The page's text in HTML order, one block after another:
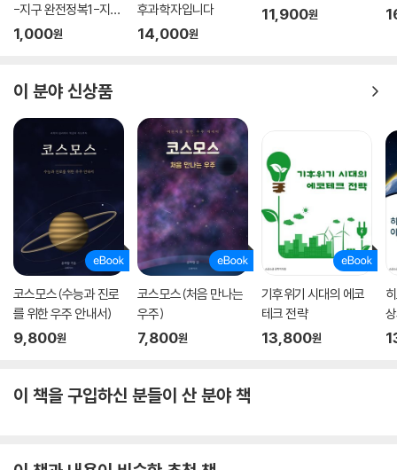
-지구 완전정복1-지구
최초의 비
1,000원
후과학자입니다
14,000원
11,900원
이 분야 신상품
코스모스(수능과 진로
를 위한 우주 안내서)
9,800원
코스모스(처음 만나는
우주)
7,800원
기후위기 시대의 에코
테크 전략
13,800원
이 책을 구입하신 분들이 산 분야 책